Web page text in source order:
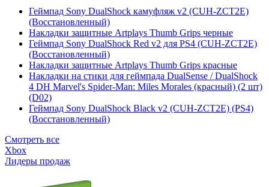
Геймпад Sony DualShock камуфляж v2 (CUH-ZCT2E)
(Восстановленный)
Накладки защитные Artplays Thumb Grips черные
Геймпад Sony DualShock Red v2 для PS4 (CUH-ZCT2E)
(Восстановленный)
Накладки защитные Artplays Thumb Grips красные
Накладки на стики для геймпада DualSense / DualShock
4 DH Marvel's Spider-Man: Miles Morales (красный) (2 шт)
(D02)
Геймпад Sony DualShock Black v2 (CUH-ZCT2E) (PS4)
(Восстановленный)
Смотреть все
Xbox
Лидеры продаж